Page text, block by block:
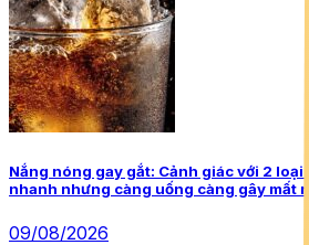
Nắng nóng gay gắt: Cảnh giác với 2 loại
nhanh nhưng càng uống càng gây mất
09/08/2026